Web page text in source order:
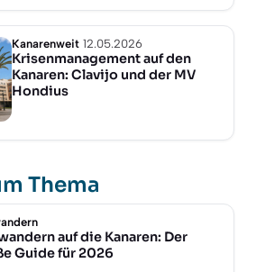
Kanarenweit 12.05.2026
Krisenmanagement auf den
Kanaren: Clavijo und der MV
Hondius
Thema
auf die Kanaren: Der
Guide für 2026